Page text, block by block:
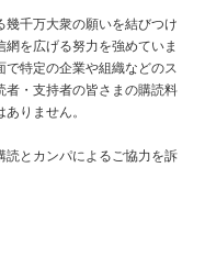
千万大衆の願いを結びつけ
を広げる努力を強めていま
特定の企業や組織などのス
者・支持者の皆さまの購読料
りません。
読とカンパによるご協力を訴